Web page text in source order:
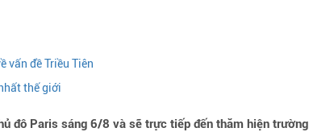
vấn đề Triều Tiên
thế giới
đô Paris sáng 6/8 và sẽ trực tiếp đến thăm hiện trường